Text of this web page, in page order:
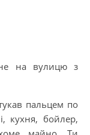
на вулицю з
пальцем по
кухня, бойлер,